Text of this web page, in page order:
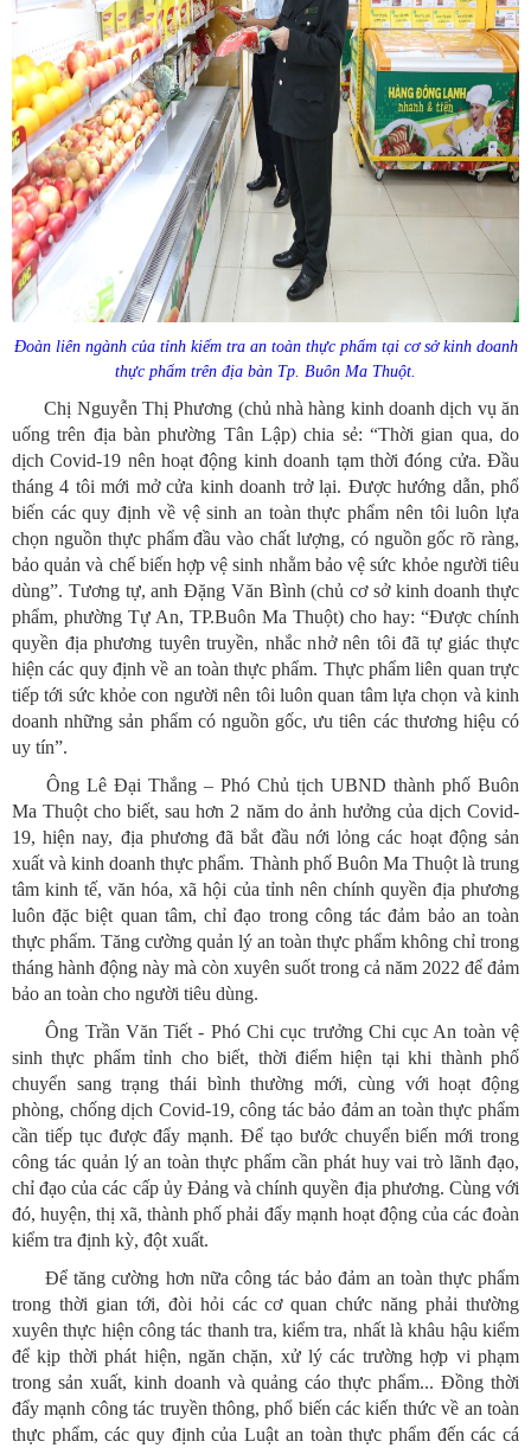
Đoàn liên ngành của tỉnh kiểm tra an toàn thực phẩm tại cơ sở kinh doanh
thực phẩm trên địa bàn Tp. Buôn Ma Thuột.
Chị Nguyễn Thị Phương (chủ nhà hàng kinh doanh dịch vụ ăn
uống trên địa bàn phường Tân Lập) chia sẻ: “Thời gian qua, do
dịch Covid-19 nên hoạt động kinh doanh tạm thời đóng cửa. Đầu
tháng 4 tôi mới mở cửa kinh doanh trở lại. Được hướng dẫn, phổ
biến các quy định về vệ sinh an toàn thực phẩm nên tôi luôn lựa
chọn nguồn thực phẩm đầu vào chất lượng, có nguồn gốc rõ ràng,
bảo quản và chế biến hợp vệ sinh nhằm bảo vệ sức khỏe người tiêu
dùng”. Tương tự, anh Đặng Văn Bình (chủ cơ sở kinh doanh thực
phẩm, phường Tự An, TP.Buôn Ma Thuột) cho hay: “Được chính
quyền địa phương tuyên truyền, nhắc nhở nên tôi đã tự giác thực
hiện các quy định về an toàn thực phẩm. Thực phẩm liên quan trực
tiếp tới sức khỏe con người nên tôi luôn quan tâm lựa chọn và kinh
doanh những sản phẩm có nguồn gốc, ưu tiên các thương hiệu có
uy tín”.
Ông Lê Đại Thắng – Phó Chủ tịch UBND thành phố Buôn
Ma Thuột cho biết, sau hơn 2 năm do ảnh hưởng của dịch Covid-
19, hiện nay, địa phương đã bắt đầu nới lỏng các hoạt động sản
xuất và kinh doanh thực phẩm. Thành phố Buôn Ma Thuột là trung
tâm kinh tế, văn hóa, xã hội của tỉnh nên chính quyền địa phương
luôn đặc biệt quan tâm, chỉ đạo trong công tác đảm bảo an toàn
thực phẩm. Tăng cường quản lý an toàn thực phẩm không chỉ trong
tháng hành động này mà còn xuyên suốt trong cả năm 2022 để đảm
bảo an toàn cho người tiêu dùng.
Ông Trần Văn Tiết - Phó Chi cục trưởng Chi cục An toàn vệ
sinh thực phẩm tỉnh cho biết, thời điểm hiện tại khi thành phố
chuyển sang trạng thái bình thường mới, cùng với hoạt động
phòng, chống dịch Covid-19, công tác bảo đảm an toàn thực phẩm
cần tiếp tục được đẩy mạnh. Để tạo bước chuyển biến mới trong
công tác quản lý an toàn thực phẩm cần phát huy vai trò lãnh đạo,
chỉ đạo của các cấp ủy Đảng và chính quyền địa phương. Cùng với
đó, huyện, thị xã, thành phố phải đẩy mạnh hoạt động của các đoàn
kiểm tra định kỳ, đột xuất.
Để tăng cường hơn nữa công tác bảo đảm an toàn thực phẩm
trong thời gian tới, đòi hỏi các cơ quan chức năng phải thường
xuyên thực hiện công tác thanh tra, kiểm tra, nhất là khâu hậu kiểm
để kịp thời phát hiện, ngăn chặn, xử lý các trường hợp vi phạm
trong sản xuất, kinh doanh và quảng cáo thực phẩm... Đồng thời
đẩy mạnh công tác truyền thông, phổ biến các kiến thức về an toàn
thực phẩm, các quy định của Luật an toàn thực phẩm đến các cá